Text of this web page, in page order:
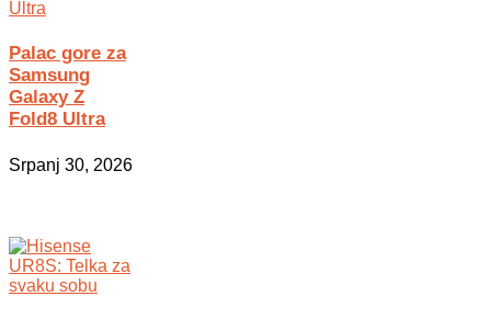
Palac gore za
Samsung
Galaxy Z
Fold8 Ultra
Srpanj 30, 2026